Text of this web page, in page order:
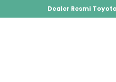
Dealer Resmi Toyota
Agya, Calya, Fortuner,
Hybrid, Yaris Cross